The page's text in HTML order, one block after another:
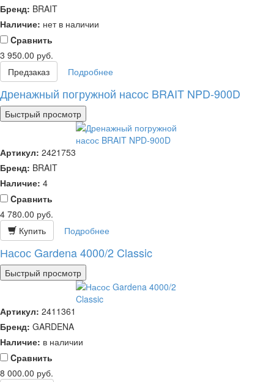
Бренд: BRAIT
Наличие: нет в наличии
Cравнить
3 950.00 руб.
Предзаказ
Подробнее
Дренажный погружной насос BRAIT NPD-900D
Быстрый просмотр
Артикул: 2421753
Бренд: BRAIT
Наличие: 4
Cравнить
4 780.00 руб.
Купить
Подробнее
Насос Gardena 4000/2 Classic
Быстрый просмотр
Артикул: 2411361
Бренд: GARDENA
Наличие: в наличии
Cравнить
8 000.00 руб.